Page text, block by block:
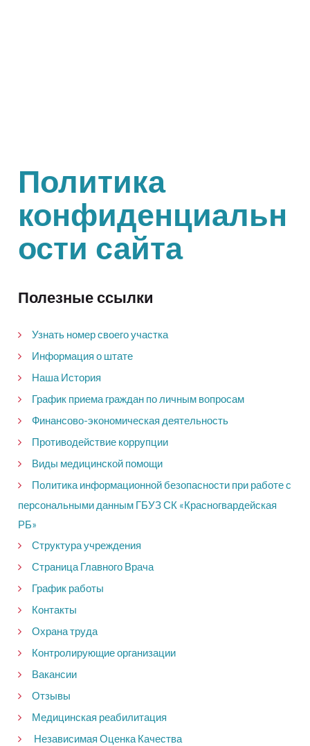
Политика
конфиденциальн
ости сайта
Полезные ссылки
Узнать номер своего участка
Информация о штате
Наша История
График приема граждан по личным вопросам
Финансово-экономическая деятельность
Противодействие коррупции
Виды медицинской помощи
Политика информационной безопасности при работе с
персональными данным ГБУЗ СК «Красногвардейская
РБ»
Структура учреждения
Страница Главного Врача
График работы
Контакты
Охрана труда
Контролирующие организации
Вакансии
Отзывы
Медицинская реабилитация
Независимая Оценка Качества